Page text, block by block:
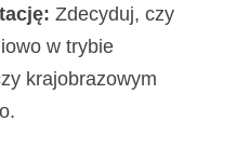
Zdecyduj, czy
w trybie
krajobrazowym